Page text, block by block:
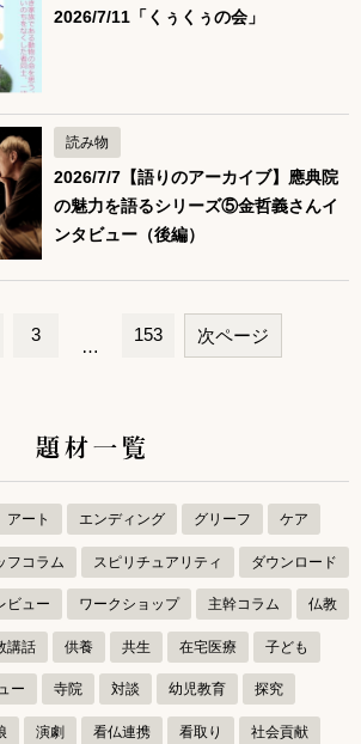
2026/7/11「くぅくぅの会」
読み物
2026/7/7【語りのアーカイブ】應典院
の魅力を語るシリーズ⑤金哲義さんイ
ンタビュー（後編）
3
…
153 次ページ
題材一覧
アート エンディング グリーフ ケア
フコラム スピリチュアリティ ダウンロード
ビュー ワークショップ 主幹コラム 仏教
講話 供養 共生 在宅医療 子ども
ー 寺院 対談 幼児教育 探究
演劇 看仏連携 看取り 社会貢献